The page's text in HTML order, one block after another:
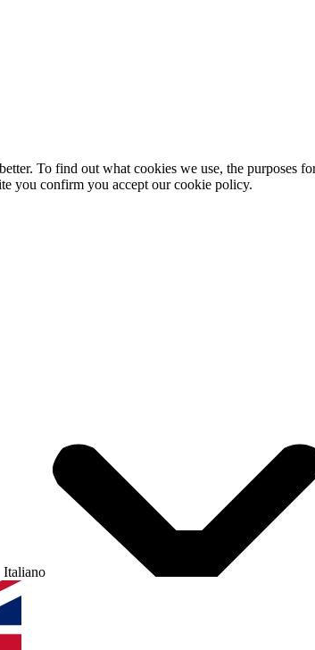
To find out what cookies we use, the purposes
you confirm you accept our cookie policy.
Italiano